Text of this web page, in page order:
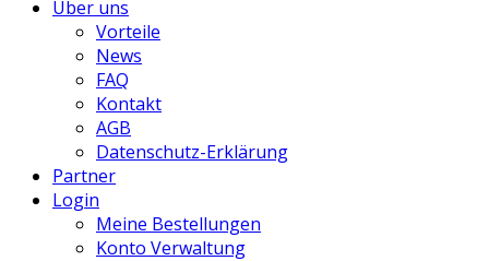
Über uns
Vorteile
News
FAQ
Kontakt
AGB
Datenschutz-Erklärung
Partner
Login
Meine Bestellungen
Konto Verwaltung